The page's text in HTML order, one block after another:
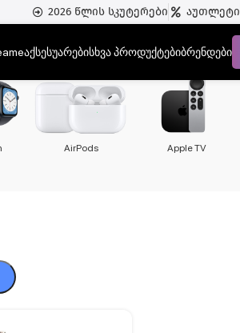
2026 წლის სკუტერები აუთლეტი
აქსესუარებისხვა პროდუქტებიბრენდები
AirPods Apple TV